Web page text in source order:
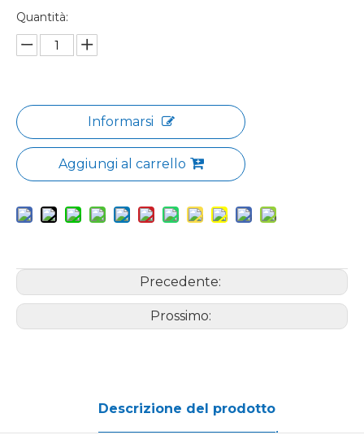
Quantità:
Informarsi
Aggiungi al carrello
Precedente:
Prossimo:
Descrizione del prodotto